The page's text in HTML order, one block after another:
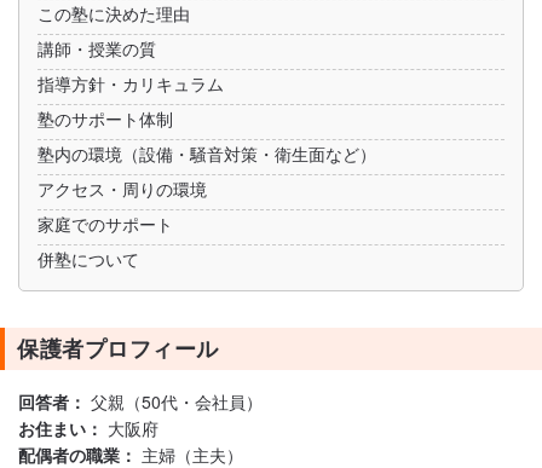
この塾に決めた理由
講師・授業の質
指導方針・カリキュラム
塾のサポート体制
塾内の環境（設備・騒音対策・衛生面など）
アクセス・周りの環境
家庭でのサポート
併塾について
保護者プロフィール
回答者： 父親（50代・会社員）
お住まい： 大阪府
配偶者の職業： 主婦（主夫）